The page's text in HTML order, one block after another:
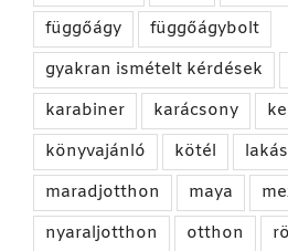
függőágy
függőágybolt
gyakran ismételt kérdések
karabiner
karácsony
könyvajánló
kötél lakás
maradjotthon
maya
nyaraljotthon
otthon